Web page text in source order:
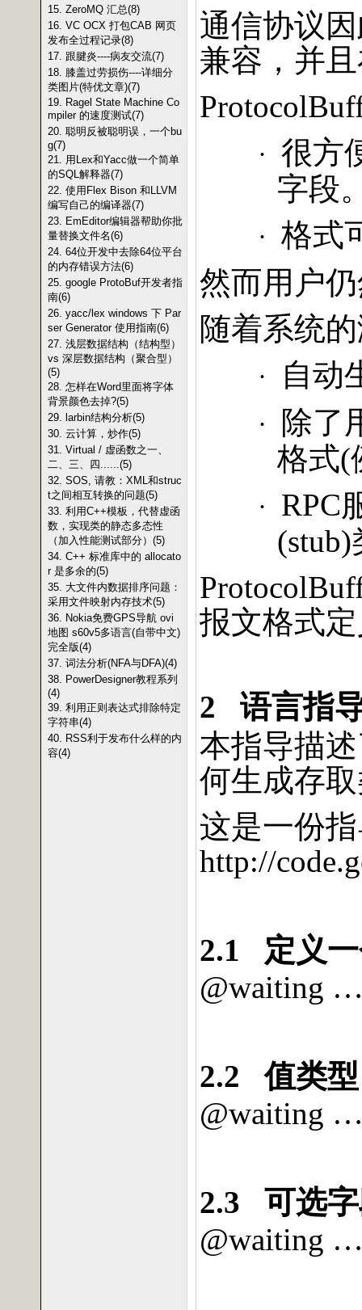
15. ZeroMQ 汇总(8)
16. VC OCX 打包CAB 网页
发布全过程记录(8)
17. 跟腱炎----病友交流(7)
18. 膝盖过劳损伤----详细分
类图片(特优文章)(7)
19. Ragel State Machine Co
mpiler 的速度测试(7)
20. 聪明反被聪明误，一个bu
g(7)
21. 用Lex和Yacc做一个简单
的SQL解释器(7)
22. 使用Flex Bison 和LLVM
编写自己的编译器(7)
23. EmEditor编辑器帮助你批
量替换文件名(6)
24. 64位开发中去除64位平台
的内存错误方法(6)
25. google ProtoBuf开发者指
南(6)
26. yacc/lex windows 下 Par
ser Generator 使用指南(6)
27. 浅层数据结构（结构型）
vs 深层数据结构（聚合型）
(5)
28. 怎样在Word里面将字体
背景颜色去掉?(5)
29. larbin结构分析(5)
30. 云计算，炒作(5)
31. Virtual / 虚函数之一、
二、三、四......(5)
32. SOS, 请教：XML和struc
t之间相互转换的问题(5)
33. 利用C++模板，代替虚函
数，实现类的静态多态性
（加入性能测试部分）(5)
34. C++ 标准库中的 allocato
r 是多余的(5)
35. 大文件内数据排序问题：
采用文件映射内存技术(5)
36. Nokia免费GPS导航 ovi
地图 s60v5多语言(自带中文)
完全版(4)
37. 词法分析(NFA与DFA)(4)
38. PowerDesigner教程系列
(4)
39. 利用正则表达式排除特定
字符串(4)
40. RSS利于发布什么样的内
容(4)
通信协议
兼容，并
· 很方
字段
· 格式
然而用户
随着系统
· 自动
·
除了
格式(
· RPC
(stub)
报文格式
2 语言指
本指导描
何生成存
这是一份
http://
2.1 定义
@waiting
2.2值类型
@waiting
2.3 可选
@waiting